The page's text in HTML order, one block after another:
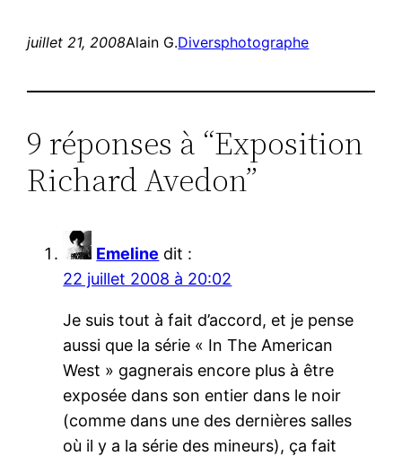
juillet 21, 2008Alain G.Diversphotographe
9 réponses à “Exposition
Richard Avedon”
Emeline dit :
22 juillet 2008 à 20:02
Je suis tout à fait d’accord, et je pense
aussi que la série « In The American
West » gagnerais encore plus à être
exposée dans son entier dans le noir
(comme dans une des dernières salles
où il y a la série des mineurs), ça fait